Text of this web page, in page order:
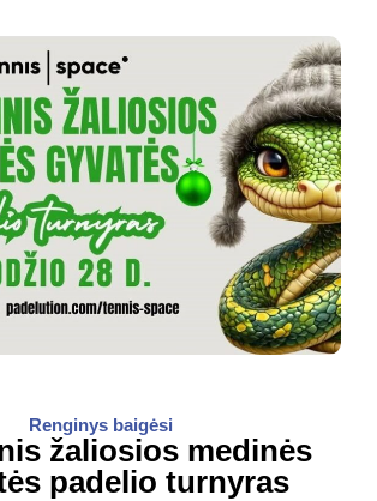
Renginys baigėsi
žaliosios medinės
padelio turnyras